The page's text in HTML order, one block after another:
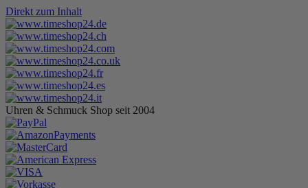
Direkt zum Inhalt
Uhren & Schmuck Shop seit 2004